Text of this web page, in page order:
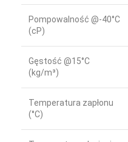
Pompowalność @-40°C
(cP)
Gęstość @15°C
(kg/m³)
Temperatura zapłonu
(°C)